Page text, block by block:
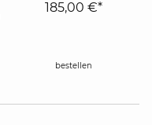
185,00 €*
bestellen